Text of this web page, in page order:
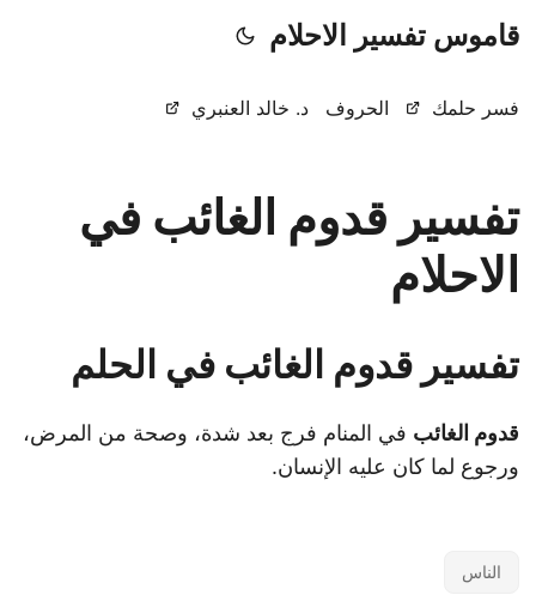
قاموس تفسير الاحلام
فسر حلمك الحروف د. خالد العنبري
تفسير قدوم الغائب في
الاحلام
تفسير قدوم الغائب في الحلم
قدوم الغائب في المنام فرج بعد شدة، وصحة من المرض،
ورجوع لما كان عليه الإنسان.
الناس